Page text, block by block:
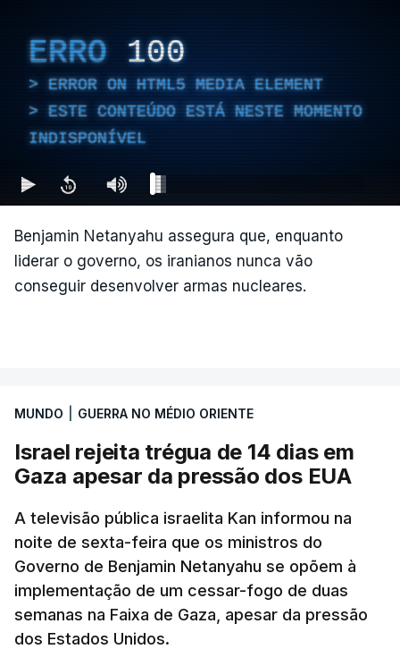
ERRO 100
ERROR ON HTML5 MEDIA ELEMENT
ESTE CONTEÚDO ESTÁ NESTE MOMENTO
INDISPONÍVEL
Benjamin Netanyahu assegura que, enquanto
liderar o governo, os iranianos nunca vão
conseguir desenvolver armas nucleares.
MUNDO GUERRA NO MÉDIO ORIENTE
Israel rejeita trégua de 14 dias em
Gaza apesar da pressão dos EUA
A televisão pública israelita Kan informou na
noite de sexta-feira que os ministros do
Governo de Benjamin Netanyahu se opõem à
implementação de um cessar-fogo de duas
semanas na Faixa de Gaza, apesar da pressão
dos Estados Unidos.